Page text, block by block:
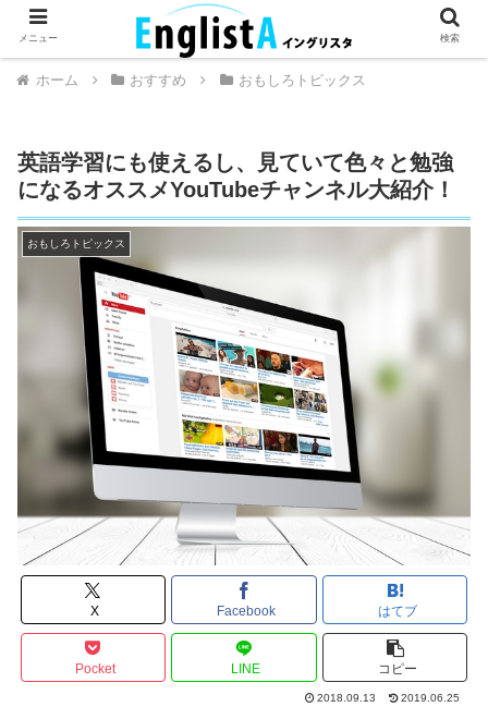
英語が話せるとちょっとハッピー。
ホーム おすすめ おもしろトピックス
英語学習にも使えるし、見ていて色々と勉強
になるオススメYouTubeチャンネル大紹介！
おもしろトピックス
X Facebook はてブ
Pocket LINE コピー
2018.09.13 2019.06.25
メニュー 検索